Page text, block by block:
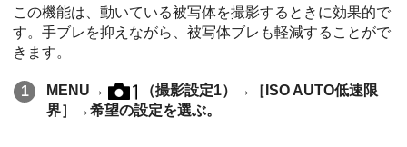
この機能は、動いている被写体を撮影するときに効果的で
す。手ブレを抑えながら、被写体ブレも軽減することがで
きます。
MENU→ （撮影設定1）→
［ISO AUTO低速限
界］
→希望の設定を選ぶ。